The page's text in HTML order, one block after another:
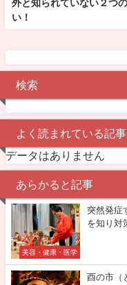
外と知られていない２つ
い！
検索
よく読まれている記事
データはありません
あらかると記事
美容・健康・医学
突然発症
を知り対
酉の市（